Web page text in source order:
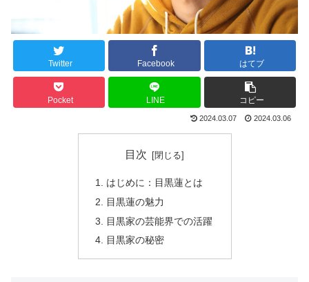
Twitter Facebook はてブ
Pocket LINE コピー
2024.03.07 2024.03.06
目次
はじめに：目黒蓮とは
目黒蓮の魅力
目黒家の芸能界での活躍
目黒家の秘密